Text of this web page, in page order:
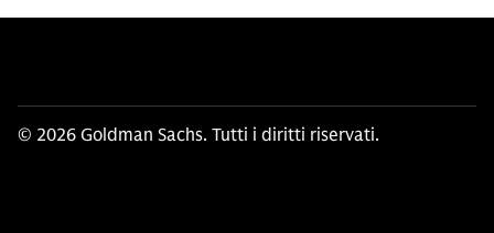
© 2026 Goldman Sachs. Tutti i diritti riservati.